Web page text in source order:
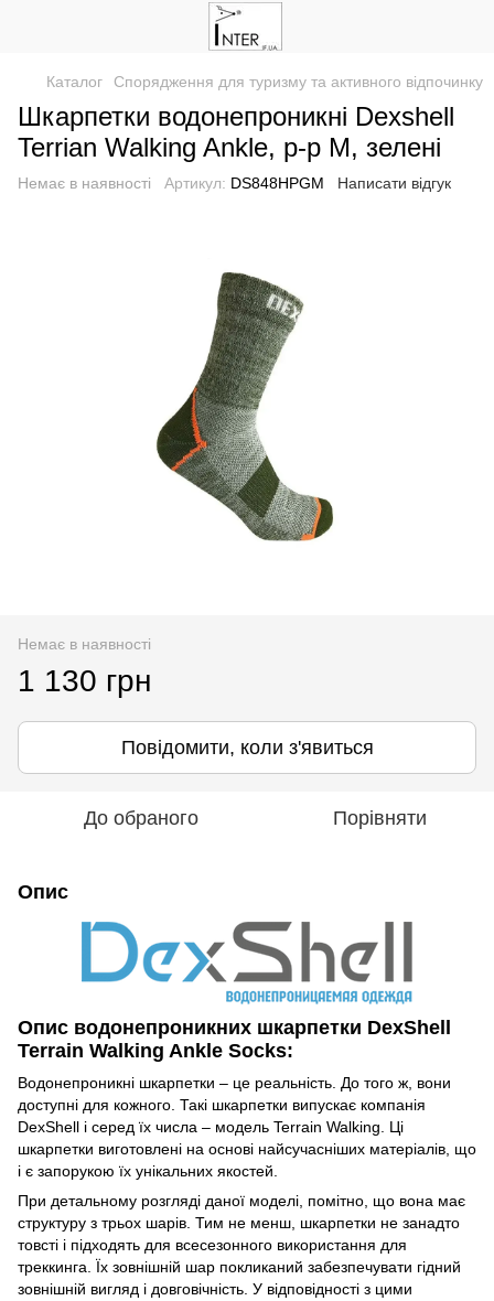
Каталог Спорядження для туризму та активного відпочинку
Шкарпетки водонепроникні Dexshell
Terrian Walking Ankle, p-p М, зелені
Немає в наявності Артикул: DS848HPGM Написати відгук
Немає в наявності
1 130 грн
Повідомити, коли з'явиться
До обраного Порівняти
Опис
Опис водонепроникних шкарпетки DexShell
Terrain Walking Ankle Socks:
Водонепроникні шкарпетки – це реальність. До того ж, вони
доступні для кожного. Такі шкарпетки випускає компанія
DexShell і серед їх числа – модель Terrain Walking. Ці
шкарпетки виготовлені на основі найсучасніших матеріалів, що
і є запорукою їх унікальних якостей.
При детальному розгляді даної моделі, помітно, що вона має
структуру з трьох шарів. Тим не менш, шкарпетки не занадто
товсті і підходять для всесезонного використання для
треккинга. Їх зовнішній шар покликаний забезпечувати гідний
зовнішній вигляд і довговічність. У відповідності з цими